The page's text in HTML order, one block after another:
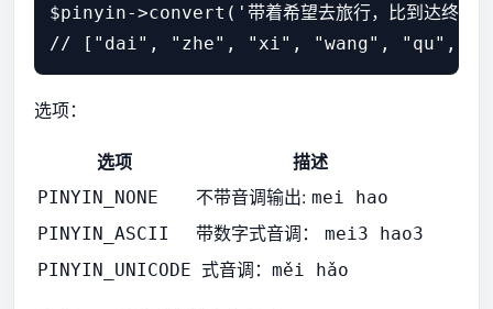
$pinyin->convert('带着希望去旅行，比到达终
// ["dai", "zhe", "xi", "wang", "qu", "lu",
选项：
选项 描述
PINYIN_NONE 不带音调输出: mei hao
PINYIN_ASCII
带数字式音调： mei3 hao3
PINYIN_UNICODE 式音调： měi hǎo